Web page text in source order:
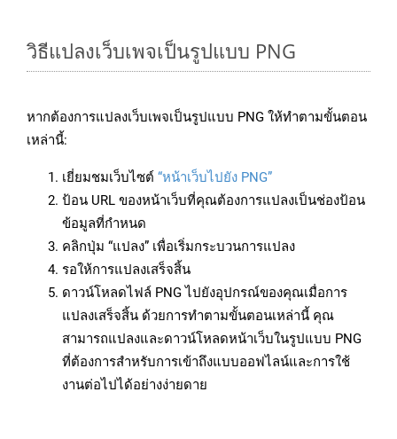
วิธีแปลงเว็บเพจเป็นรูปแบบ PNG
หากต้องการแปลงเว็บเพจเป็นรูปแบบ PNG ให้ทำตามขั้นตอน
เหล่านี้:
เยี่ยมชมเว็บไซต์ “หน้าเว็บไปยัง PNG”
ป้อน URL ของหน้าเว็บที่คุณต้องการแปลงเป็นช่องป้อน
ข้อมูลที่กำหนด
คลิกปุ่ม “แปลง” เพื่อเริ่มกระบวนการแปลง
รอให้การแปลงเสร็จสิ้น
ดาวน์โหลดไฟล์ PNG ไปยังอุปกรณ์ของคุณเมื่อการ
แปลงเสร็จสิ้น ด้วยการทำตามขั้นตอนเหล่านี้ คุณ
สามารถแปลงและดาวน์โหลดหน้าเว็บในรูปแบบ PNG
ที่ต้องการสำหรับการเข้าถึงแบบออฟไลน์และการใช้
งานต่อไปได้อย่างง่ายดาย